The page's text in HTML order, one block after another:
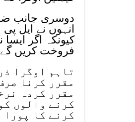
دوسری جانب
کیونکہ اگر
فروخت کریں
تاہم اوگرا
مقرر کرنا
مقرر کردہ
کرنے والوں
کرنے کا پورا